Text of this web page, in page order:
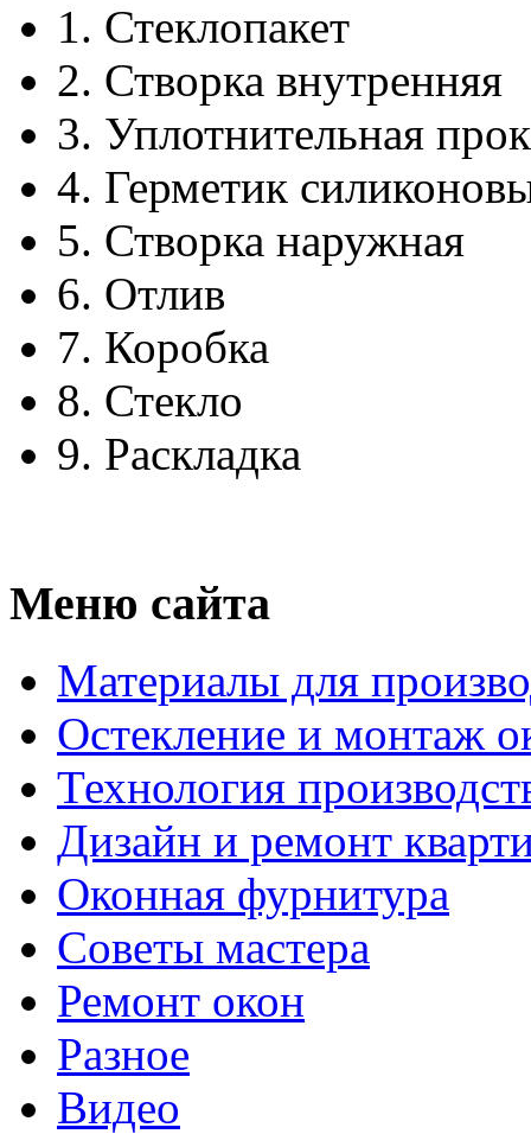
1. Стеклопакет
2. Створка внутренняя
3. Уплотнительная
4. Герметик
5. Створка наружная
6. Отлив
7. Коробка
8. Стекло
9. Раскладка
Меню сайта
Материалы для
Остекление и монтаж
Технология
Дизайн и ремонт
Оконная фурнитура
Советы мастера
Ремонт окон
Разное
Видео